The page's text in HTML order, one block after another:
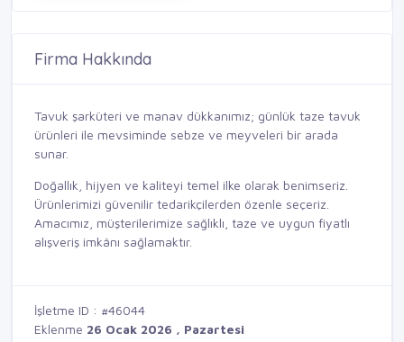
Firma Hakkında
Tavuk şarküteri ve manav dükkanımız; günlük taze tavuk
ürünleri ile mevsiminde sebze ve meyveleri bir arada
sunar.
Doğallık, hijyen ve kaliteyi temel ilke olarak benimseriz.
Ürünlerimizi güvenilir tedarikçilerden özenle seçeriz.
Amacımız, müşterilerimize sağlıklı, taze ve uygun fiyatlı
alışveriş imkânı sağlamaktır.
İşletme ID : #46044
Eklenme 26 Ocak 2026 , Pazartesi